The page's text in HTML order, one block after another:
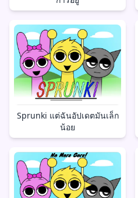
Sprunki แต่ฉันอัปเดตมันเล็ก
น้อย